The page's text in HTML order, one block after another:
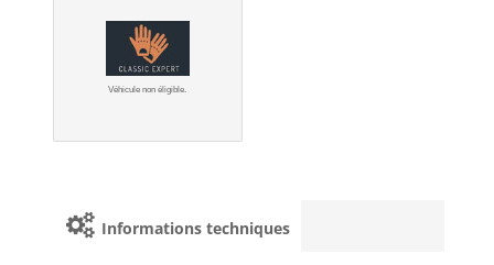
Véhicule non éligible.
Informations techniques